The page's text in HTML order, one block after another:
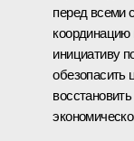
перед всеми
координацию
инициативу
обезопасить